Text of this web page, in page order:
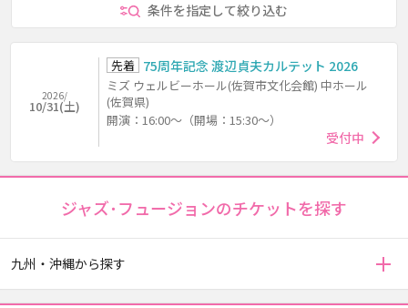
条件を指定して絞り込む
2026/
10/31(土)
先着 75周年記念 渡辺貞夫カルテット 2026
ミズ ウェルビーホール(佐賀市文化会館) 中ホール
(佐賀県)
開演：16:00～（開場：15:30～）
受付中
ジャズ･フュージョンのチケットを探す
九州・沖縄から探す